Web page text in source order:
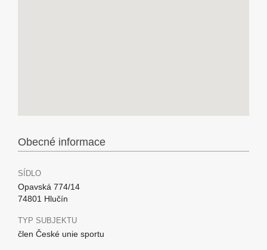
Obecné informace
SÍDLO
Opavská 774/14
74801 Hlučín
TYP SUBJEKTU
člen České unie sportu